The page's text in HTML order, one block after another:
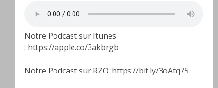
Notre Podcast sur Itunes
: https://apple.co/3akbrgb
Notre Podcast sur RZO :https://bit.ly/3oAtq75